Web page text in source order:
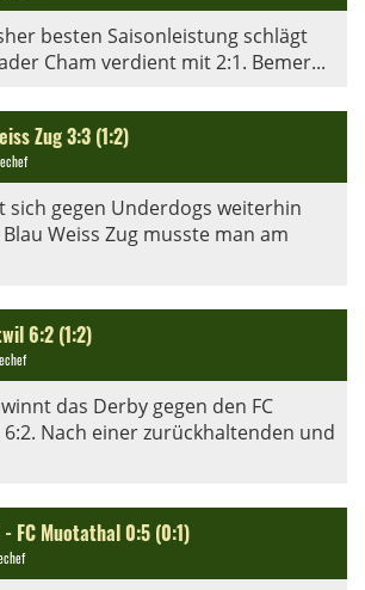
besten Saisonleistung schlägt
Cham verdient mit 2:1. Bemer...
Zug 3:3 (1:2)
sich gegen Underdogs weiterhin
Weiss Zug musste man am
6:2 (1:2)
das Derby gegen den FC
Nach einer zurückhaltenden und
- FC Muotathal 0:5 (0:1)